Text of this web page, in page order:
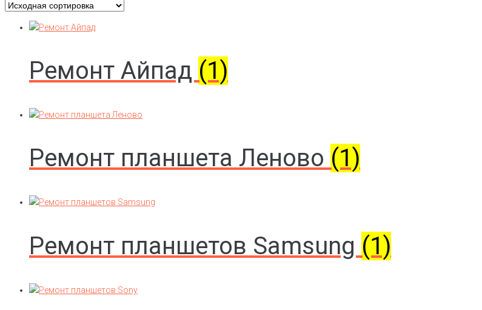
Ремонт Айпад (1)
Ремонт планшета Леново (1)
Ремонт планшетов Samsung (1)